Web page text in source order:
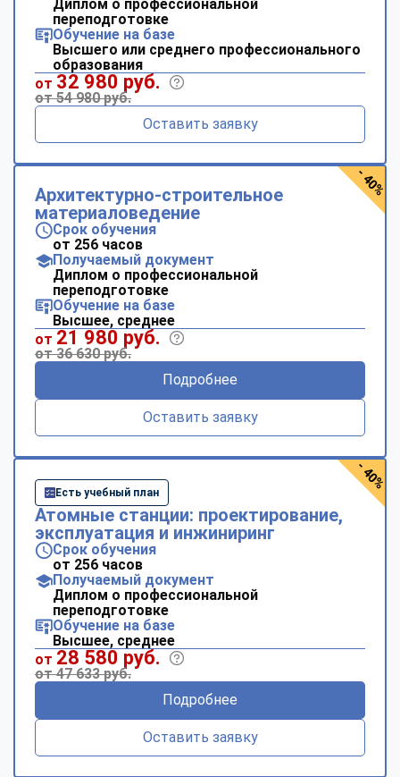
Диплом о профессиональной
переподготовке
Обучение на базе
Высшего или среднего профессионального
образования
от 32 980 руб.
от 54 980 руб.
Оставить заявку
Архитектурно-строительное
материаловедение
Срок обучения
от 256 часов
Получаемый документ
Диплом о профессиональной
переподготовке
Обучение на базе
Высшее, среднее
от 21 980 руб.
от 36 630 руб.
Подробнее
Оставить заявку
- 40%
Есть учебный план
Атомные станции: проектирование,
эксплуатация и инжиниринг
Срок обучения
от 256 часов
Получаемый документ
Диплом о профессиональной
переподготовке
Обучение на базе
Высшее, среднее
от 28 580 руб.
от 47 633 руб.
Подробнее
Оставить заявку
- 40%
ChatApp
online
Мессенджеры
Свяжитесь с нами через любой удобный мессенджер!